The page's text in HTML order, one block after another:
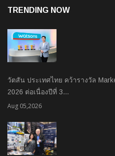
TRENDING NOW
วัตสัน ประเทศไทย คว้ารางวัล
2026 ต่อเนื่องปีที่ 3…
Aug 05,2026